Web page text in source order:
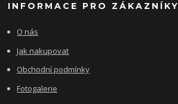
INFORMACE PRO ZÁKAZNÍKY
O nás
Jak nakupovat
Obchodní podmínky
Fotogalerie